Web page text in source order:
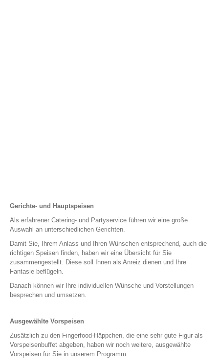
Gerichte- und Hauptspeisen
Als erfahrener Catering- und Partyservice führen wir eine große
Auswahl an unterschiedlichen Gerichten.
Damit Sie, Ihrem Anlass und Ihren Wünschen entsprechend, auch die
richtigen Speisen finden, haben wir eine Übersicht für Sie
zusammengestellt. Diese soll Ihnen als Anreiz dienen und Ihre
Fantasie beflügeln.
Danach können wir Ihre individuellen Wünsche und Vorstellungen
besprechen und umsetzen.
Ausgewählte Vorspeisen
Zusätzlich zu den Fingerfood-Häppchen, die eine sehr gute Figur als
Vorspeisenbuffet abgeben, haben wir noch weitere, ausgewählte
Vorspeisen für Sie in unserem Programm.